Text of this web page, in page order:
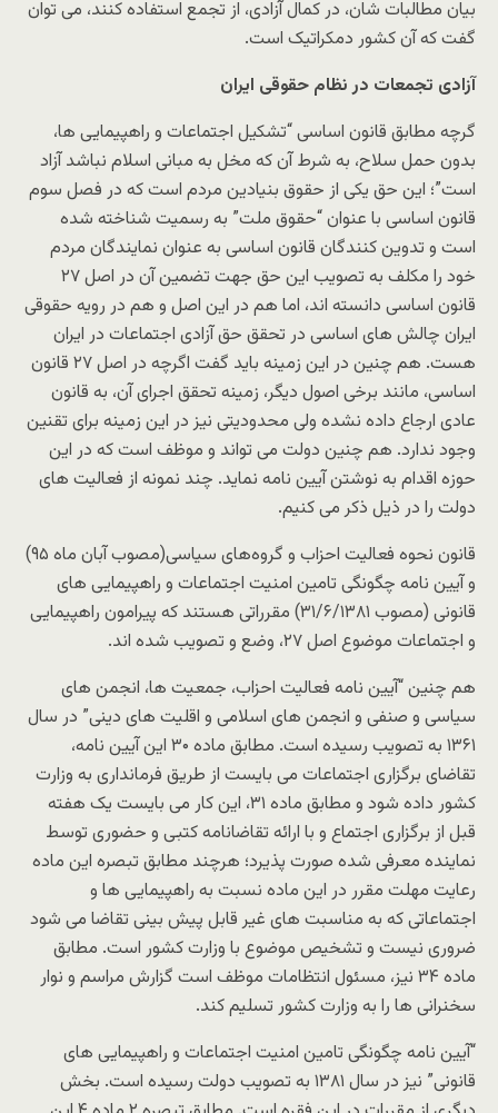
بیان مطالبات شان، در کمال آزادی، از تجمع استفاده کنند، می توان
گفت که آن کشور دمکراتیک است.
آزادی تجمعات در نظام حقوقی ایران
گرچه مطابق قانون اساسی “تشکیل اجتماعات و راهپیمایی ها،
بدون حمل سلاح، به شرط آن که مخل به مبانی اسلام نباشد آزاد
است”؛ این حق یکی از حقوق بنیادین مردم است که در فصل سوم
قانون اساسی با عنوان “حقوق ملت” به رسمیت شناخته شده
است و تدوین کنندگان قانون اساسی به عنوان نمایندگان مردم
خود را مکلف به تصویب این حق جهت تضمین آن در اصل ۲۷
قانون اساسی دانسته اند، اما هم در این اصل و هم در رویه حقوقی
ایران چالش های اساسی در تحقق حق آزادی اجتماعات در ایران
هست. هم چنین در این زمینه باید گفت اگرچه در اصل ۲۷ قانون
اساسی، مانند برخی اصول دیگر، زمینه تحقق اجرای آن، به قانون
عادی ارجاع داده نشده ولی محدودیتی نیز در این زمینه برای تقنین
وجود ندارد. هم چنین دولت می تواند و موظف است که در این
حوزه اقدام به نوشتن آیین نامه نماید. چند نمونه از فعالیت های
دولت را در ذیل ذکر می کنیم.
قانون نحوه فعالیت احزاب و گروه‌های سیاسی(مصوب آبان ماه ۹۵)
و آیین نامه چگونگی تامین امنیت اجتماعات و راهپیمایی های
قانونی (مصوب ۳۱/۶/۱۳۸۱) مقرراتی هستند که پیرامون راهپیمایی
و اجتماعات موضوع اصل ۲۷، وضع و تصویب شده اند.
هم چنین “آیین نامه فعالیت احزاب، جمعیت ها، انجمن های
سیاسی و صنفی و انجمن های اسلامی و اقلیت های دینی” در سال
۱۳۶۱ به تصویب رسیده است. مطابق ماده ۳۰ این آیین نامه،
تقاضای برگزاری اجتماعات می بایست از طریق فرمانداری به وزارت
کشور داده شود و مطابق ماده ۳۱، این کار می بایست یک هفته
قبل از برگزاری اجتماع و با ارائه تقاضانامه کتبی و حضوری توسط
نماینده معرفی شده صورت پذیرد؛ هرچند مطابق تبصره این ماده
رعایت مهلت مقرر در این ماده نسبت به راهپیمایی ها و
اجتماعاتی که به مناسبت های غیر قابل پیش بینی تقاضا می شود
ضروری نیست و تشخیص موضوع با وزارت کشور است. مطابق
ماده ۳۴ نیز، مسئول انتظامات موظف است گزارش مراسم و نوار
سخنرانی ها را به وزارت کشور تسلیم کند.
“آیین نامه چگونگی تامین امنیت اجتماعات و راهپیمایی های
قانونی” نیز در سال ۱۳۸۱ به تصویب دولت رسیده است. بخش